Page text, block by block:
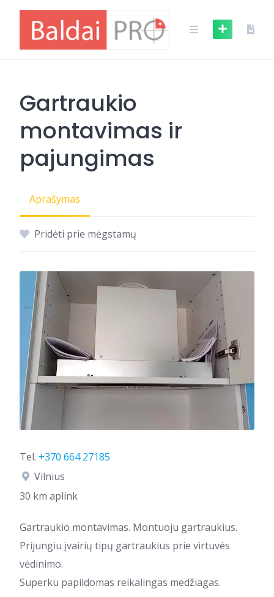
content
Gartraukio
montavimas ir
pajungimas
Aprašymas
Pridėti prie mėgstamų
Tel. +370 664 27185
Vilnius
30 km aplink
Gartraukio montavimas. Montuoju gartraukius.
Prijungiu įvairių tipų gartraukius prie virtuvės
vėdinimo.
Superku papildomas reikalingas medžiagas.